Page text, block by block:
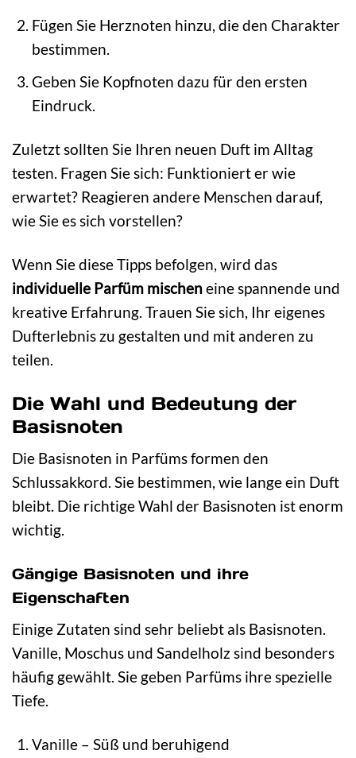
Fügen Sie Herznoten hinzu, die den Charakter
bestimmen.
Geben Sie Kopfnoten dazu für den ersten
Eindruck.
Zuletzt sollten Sie Ihren neuen Duft im Alltag
testen. Fragen Sie sich: Funktioniert er wie
erwartet? Reagieren andere Menschen darauf,
wie Sie es sich vorstellen?
Wenn Sie diese Tipps befolgen, wird das
individuelle Parfüm mischeneine spannende und
kreative Erfahrung. Trauen Sie sich, Ihr eigenes
Dufterlebnis zu gestalten und mit anderen zu
teilen.
Die Wahl und Bedeutung der
Basisnoten
Die Basisnoten in Parfüms formen den
Schlussakkord. Sie bestimmen, wie lange ein Duft
bleibt. Die richtige Wahl der Basisnoten ist enorm
wichtig.
Gängige Basisnoten und ihre
Eigenschaften
Einige Zutaten sind sehr beliebt als Basisnoten.
Vanille, Moschus und Sandelholz sind besonders
häufig gewählt. Sie geben Parfüms ihre spezielle
Tiefe.
Vanille – Süß und beruhigend